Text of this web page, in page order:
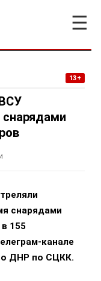
☰
13+
снарядами
155
канале
ДНР по СЦКК.